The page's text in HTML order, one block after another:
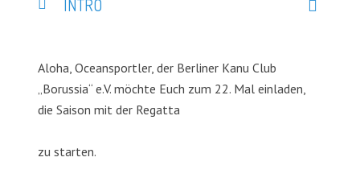
INTRO
Aloha, Oceansportler, der Berliner Kanu Club
„Borussia“ e.V. möchte Euch zum 22. Mal einladen,
die Saison mit der Regatta
zu starten.